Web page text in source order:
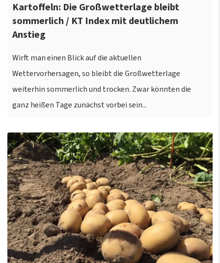
Kartoffeln: Die Großwetterlage bleibt
sommerlich / KT Index mit deutlichem
Anstieg
Wirft man einen Blick auf die aktuellen
Wettervorhersagen, so bleibt die Großwetterlage
weiterhin sommerlich und trocken. Zwar könnten die
ganz heißen Tage zunächst vorbei sein...